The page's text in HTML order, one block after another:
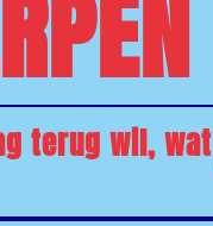
terug wil, wat